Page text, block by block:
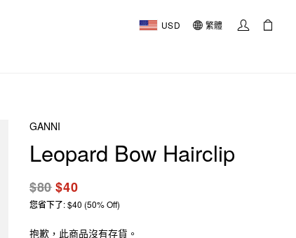
USD 繁體
GANNI
Leopard Bow Hairclip
$80$40
您省下了: $40 (50% Off)
抱歉，此商品沒有存貨。